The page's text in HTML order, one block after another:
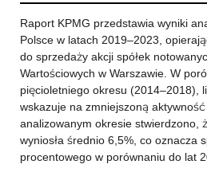
Raport KPMG przedstawia wyniki
Polsce w latach 2019–2023,
do sprzedaży akcji spółek
Wartościowych w Warszawie. W
pięcioletniego okresu (2014–2018),
wskazuje na zmniejszoną
analizowanym okresie stwierdzono,
wyniosła średnio 6,5%, co oznacza
procentowego w porównaniu do lat